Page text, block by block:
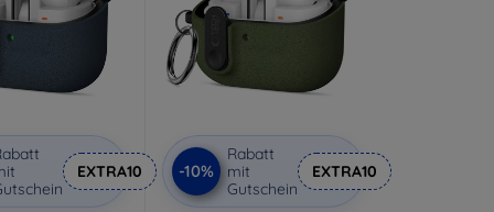
EXTRA10 -10%
Rabatt
mit
Gutschein
EXTRA10